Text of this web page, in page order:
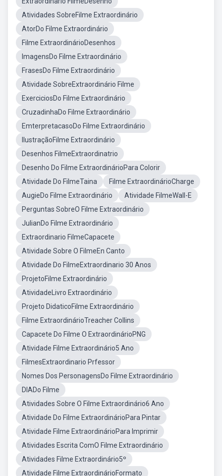
Atividades SobreFilme Extraordinário
AtorDo Filme Extraordinário
Filme ExtraordinárioDesenhos
ImagensDo Filme Extraordinário
FrasesDo Filme Extraordinário
Atividade SobreExtraordinário Filme
ExerciciosDo Filme Extraordinário
CruzadinhaDo Filme Extraordinário
EmterpretacasoDo Filme Extraordinário
IlustraçãoFilme Extraordinário
Desenhos FilmeExtraordinatrio
Desenho Do Filme ExtraordinárioPara Colorir
Atividade Do FilmeTaina
Filme ExtraordinárioCharge
AugieDo Filme Extraordinário
Atividade FilmeWall-E
Perguntas SobreO Filme Extraordinário
JulianDo Filme Extraordinário
Extraordinario FilmeCapacete
Atividade Sobre O FilmeEn Canto
Atividade Do FilmeExtraordinario 30 Anos
ProjetoFilme Extraordinário
AtividadeLivro Extraordinário
Projeto DidaticoFilme Extraordinário
Filme ExtraordinárioTreacher Collins
Capacete Do Filme O ExtraordinárioPNG
Atividade Filme Extraordinário5 Ano
FilmesExtraordinario Prfessor
Nomes Dos PersonagensDo Filme Extraordinário
DIADo Filme
Atividades Sobre O Filme Extraordinário6 Ano
Atividade Do Filme ExtraordinárioPara Pintar
Atividade Filme ExtraordinárioPara Imprimir
Atividades Escrita ComO Filme Extraordinário
Atividades Filme Extraordinário5º
Atividade Filme ExtraordinárioFormato